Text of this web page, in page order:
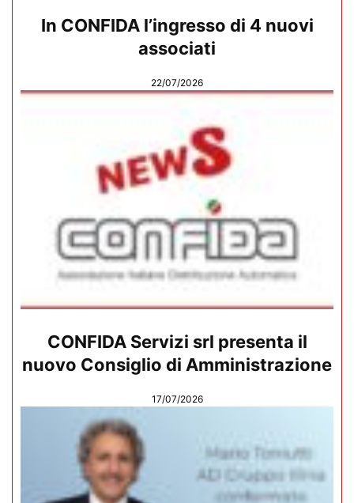
In CONFIDA l’ingresso di 4 nuovi
associati
22/07/2026
CONFIDA Servizi srl presenta il
nuovo Consiglio di Amministrazione
17/07/2026